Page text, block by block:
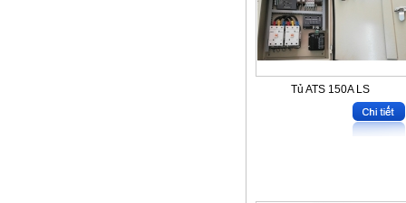
Tủ ATS 150A LS